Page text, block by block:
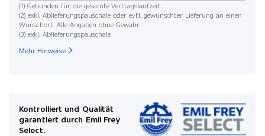
(1) Gebunden für die gesamte Vertragslaufzeit.
(2) exkl. Ablieferungspauschale oder evtl. gewünschter Lieferung an einen
Wunschort. Alle Angaben ohne Gewähr.
(3) exkl. Ablieferungspauschale
Mehr Hinweise
Kontrolliert und Qualität
garantiert durch Emil Frey
Select.